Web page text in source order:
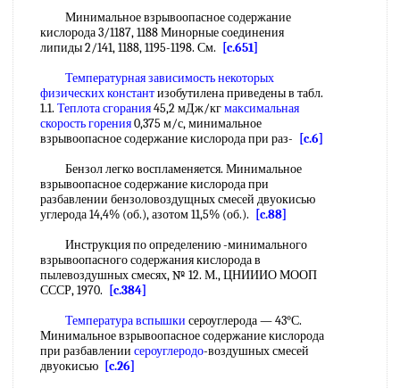
Минимальное взрывоопасное содержание
кислорода 3/1187, 1188 Минорные соединения
липиды 2/141, 1188, 1195-1198. См.
[c.651]
Температурная зависимостьнекоторых
физических константизобутилена приведены в табл.
1.1. Теплота сгорания45,2 мДж/кгмаксимальная
скорость горения0,375 м/с, минимальное
взрывоопасное содержание кислорода при раз-
[c.6]
Бензол легко воспламеняется. Минимальное
взрывоопасное содержание кислорода при
разбавлении бензоловоздущных смесей двуокисью
углерода 14,4% (об.), азотом 11,5% (об.).
[c.88]
Инструкция по определению -минимального
взрывоопасного содержания кислорода в
пылевоздушных смесях, № 12. М., ЦНИИИО МООП
СССР, 1970.
[c.384]
Температура вспышки сероуглерода — 43°С.
Минимальное взрывоопасное содержание кислорода
при разбавлении сероуглеродо-воздушных смесей
двуокисью [c.26]